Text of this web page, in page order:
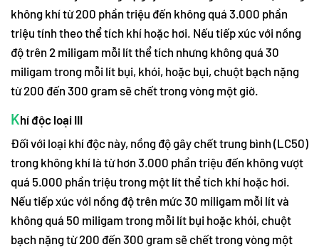
không khí từ 200 phần triệu đến không quá 3.000 phần
triệu tính theo thể tích khí hoặc hơi. Nếu tiếp xúc với nồng
độ trên 2 miligam mỗi lít thể tích nhưng không quá 30
miligam trong mỗi lít bụi, khói, hoặc bụi, chuột bạch nặng
từ 200 đến 300 gram sẽ chết trong vòng một giờ.
Khí độc loại III
Đối với loại khí độc này, nồng độ gây chết trung bình (LC50)
trong không khí là từ hơn 3.000 phần triệu đến không vượt
quá 5.000 phần triệu trong một lít thể tích khí hoặc hơi.
Nếu tiếp xúc với nồng độ trên mức 30 miligam mỗi lít và
không quá 50 miligam trong mỗi lít bụi hoặc khói, chuột
bạch nặng từ 200 đến 300 gram sẽ chết trong vòng một